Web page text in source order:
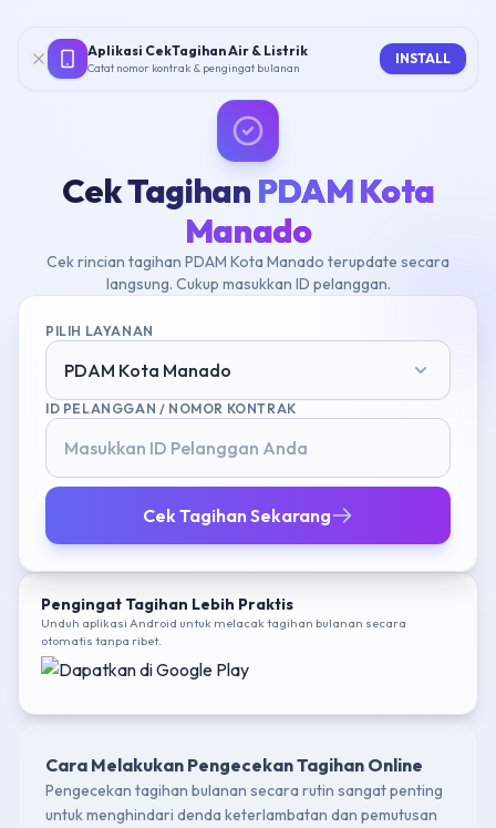
Aplikasi CekTagihan Air & Listrik
Catat nomor kontrak & pengingat bulanan
INSTALL
Cek Tagihan PDAM Kota
Manado
Cek rincian tagihan PDAM Kota Manado terupdate secara
langsung. Cukup masukkan ID pelanggan.
PILIH LAYANAN
PDAM Kota Manado
ID PELANGGAN / NOMOR KONTRAK
Cek Tagihan Sekarang
Pengingat Tagihan Lebih Praktis
Unduh aplikasi Android untuk melacak tagihan bulanan secara
otomatis tanpa ribet.
Cara Melakukan Pengecekan Tagihan Online
Pengecekan tagihan bulanan secara rutin sangat penting
untuk menghindari denda keterlambatan dan pemutusan